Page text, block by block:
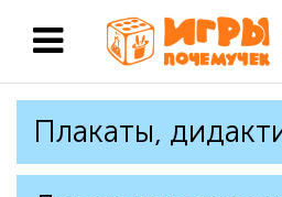
Плакаты,